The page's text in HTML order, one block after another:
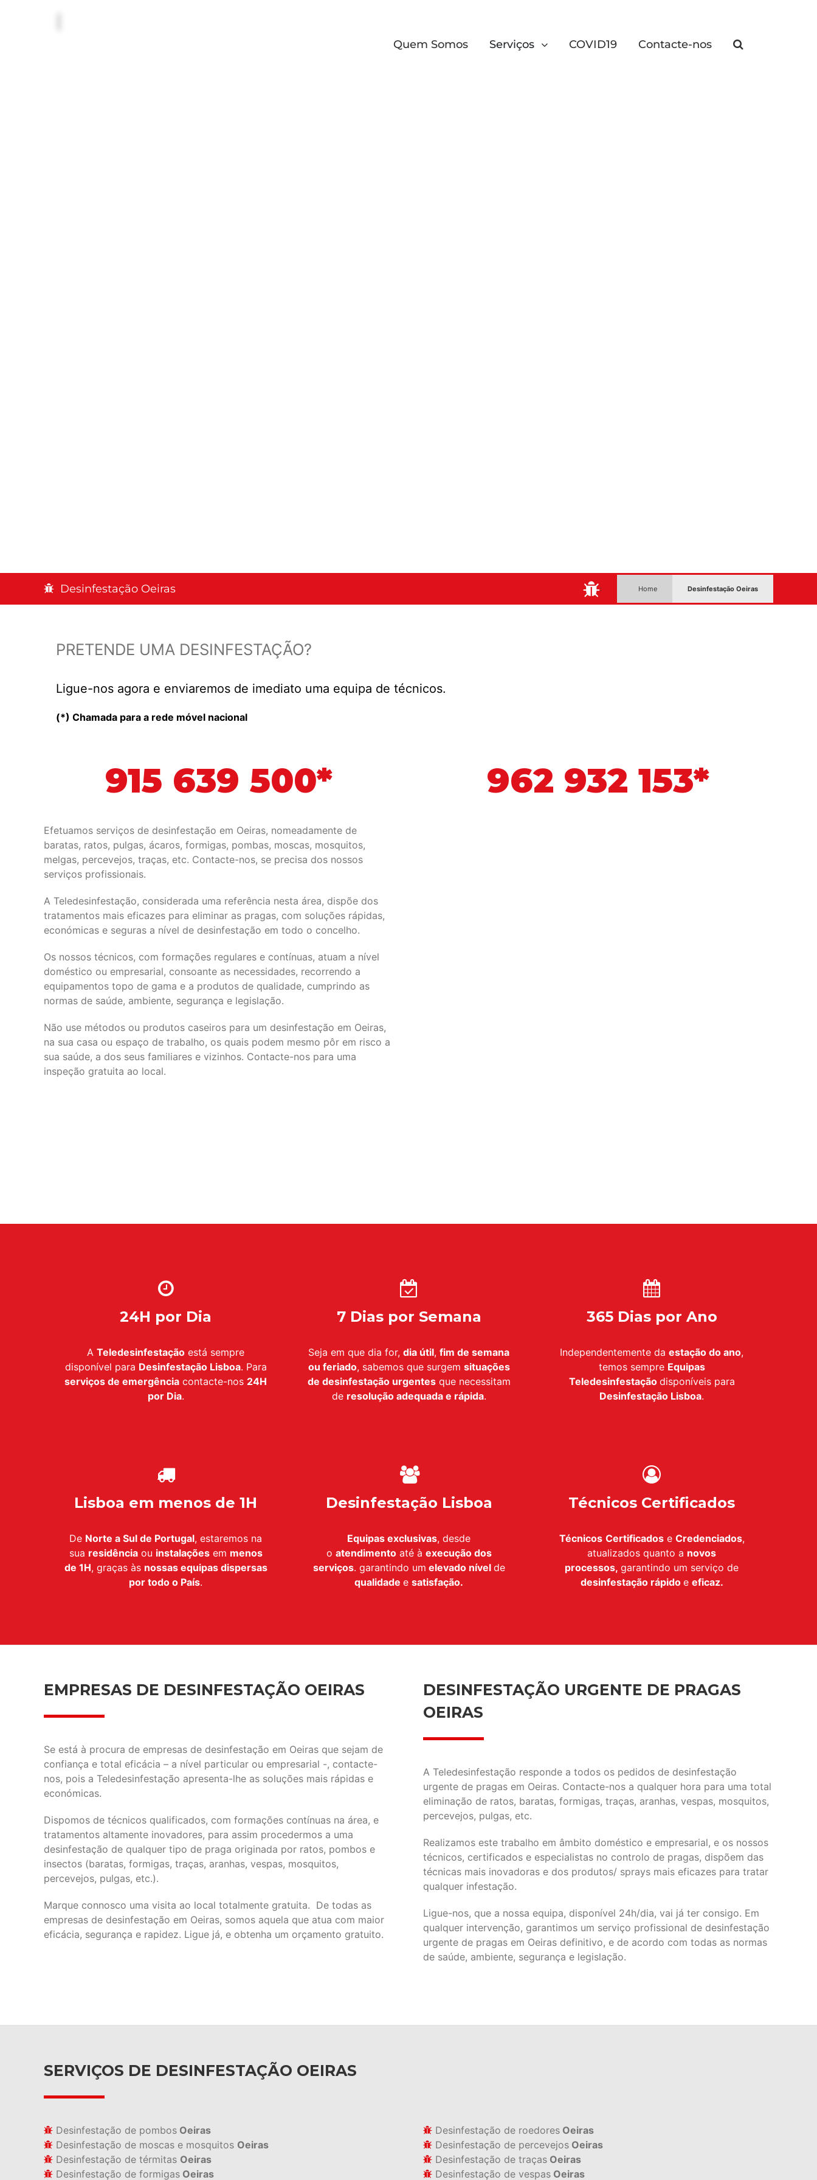
Quem Somos Serviços COVID19 Contacte-nos
Desinfestação Oeiras : Home Desinfestação Oeiras
PRETENDE UMA DESINFESTAÇÃO?
Ligue-nos agora e enviaremos de imediato uma equipa de técnicos.
(*) Chamada para a rede móvel nacional
915 639 500* 962 932 153*
Efetuamos serviços de desinfestação em Oeiras, nomeadamente de
baratas, ratos, pulgas, ácaros, formigas, pombas, moscas, mosquitos,
melgas, percevejos, traças, etc. Contacte-nos, se precisa dos nossos
serviços profissionais.
A Teledesinfestação, considerada uma referência nesta área, dispõe dos
tratamentos mais eficazes para eliminar as pragas, com soluções rápidas,
económicas e seguras a nível de desinfestação em todo o concelho.
Os nossos técnicos, com formações regulares e contínuas, atuam a nível
doméstico ou empresarial, consoante as necessidades, recorrendo a
equipamentos topo de gama e a produtos de qualidade, cumprindo as
normas de saúde, ambiente, segurança e legislação.
Não use métodos ou produtos caseiros para um desinfestação em Oeiras,
na sua casa ou espaço de trabalho, os quais podem mesmo pôr em risco a
sua saúde, a dos seus familiares e vizinhos. Contacte-nos para uma
inspeção gratuita ao local.
24H por Dia
A Teledesinfestação está sempre
disponível para Desinfestação Lisboa. Para
serviços de emergência contacte-nos 24H
por Dia.
7 Dias por Semana
Seja em que dia for, dia útil, fim de semana
ou feriado, sabemos que surgem situações
de desinfestação urgentesque necessitam
de resolução adequada e rápida.
365 Dias por Ano
Independentemente da estação do ano,
temos sempre Equipas
Teledesinfestação disponíveis para
Desinfestação Lisboa.
Lisboa em menos de 1H
De Norte a Sul de Portugal, estaremos na
sua residênciaou instalaçõesem menos
de 1H, graças às nossas equipas dispersas
por todo o País.
Desinfestação Lisboa
Equipas exclusivas, desde
o atendimentoaté à execução dos
serviços. garantindo um elevado nível de
qualidade e satisfação.
Técnicos Certificados
Técnicos Certificadose Credenciados,
atualizados quanto a novos
processos, garantindo um serviço de
desinfestaçãorápido e eficaz.
EMPRESAS DE DESINFESTAÇÃO OEIRAS
Se está à procura de empresas de desinfestação em Oeiras que sejam de
confiança e total eficácia – a nível particular ou empresarial -, contacte-
nos, pois a Teledesinfestação apresenta-lhe as soluções mais rápidas e
económicas.
Dispomos de técnicos qualificados, com formações contínuas na área, e
tratamentos altamente inovadores, para assim procedermos a uma
desinfestação de qualquer tipo de praga originada por ratos, pombos e
insectos (baratas, formigas, traças, aranhas, vespas, mosquitos,
percevejos, pulgas, etc.).
Marque connosco uma visita ao local totalmente gratuita. De todas as
empresas de desinfestação em Oeiras, somos aquela que atua com maior
eficácia, segurança e rapidez. Ligue já, e obtenha um orçamento gratuito.
DESINFESTAÇÃO URGENTE DE PRAGAS
OEIRAS
A Teledesinfestação responde a todos os pedidos de desinfestação
urgente de pragas em Oeiras. Contacte-nos a qualquer hora para uma total
eliminação de ratos, baratas, formigas, traças, aranhas, vespas, mosquitos,
percevejos, pulgas, etc.
Realizamos este trabalho em âmbito doméstico e empresarial, e os nossos
técnicos, certificados e especialistas no controlo de pragas, dispõem das
técnicas mais inovadoras e dos produtos/ sprays mais eficazes para tratar
qualquer infestação.
Ligue-nos, que a nossa equipa, disponível 24h/dia, vai já ter consigo. Em
qualquer intervenção, garantimos um serviço profissional de desinfestação
urgente de pragas em Oeiras definitivo, e de acordo com todas as normas
de saúde, ambiente, segurança e legislação.
SERVIÇOS DE DESINFESTAÇÃO OEIRAS
Desinfestação de pombos Oeiras
Desinfestação de moscas e mosquitos Oeiras
Desinfestação de térmitas Oeiras
Desinfestação de formigas Oeiras
Desinfestação de roedores Oeiras
Desinfestação de percevejos Oeiras
Desinfestação de traças Oeiras
Desinfestação de vespas Oeiras